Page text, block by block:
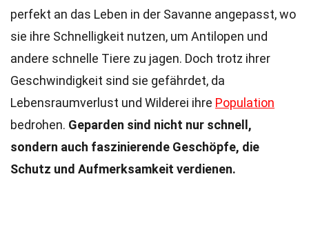
perfekt an das Leben in der Savanne angepasst, wo
sie ihre Schnelligkeit nutzen, um Antilopen und
andere schnelle Tiere zu jagen. Doch trotz ihrer
Geschwindigkeit sind sie gefährdet, da
Lebensraumverlust und Wilderei ihre Population
bedrohen. Geparden sind nicht nur schnell,
sondern auch faszinierende Geschöpfe, die
Schutz und Aufmerksamkeit verdienen.